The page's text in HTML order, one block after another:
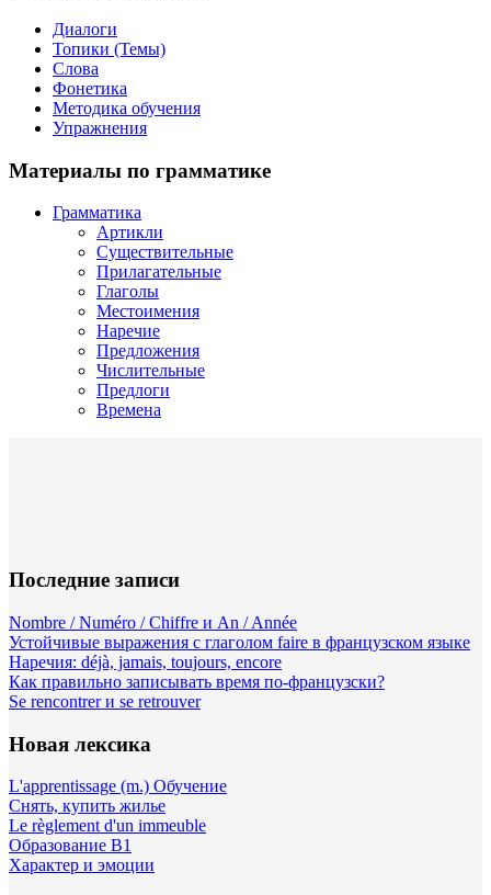
Диалоги
Топики (Темы)
Слова
Фонетика
Методика обучения
Упражнения
Материалы по грамматике
Грамматика
Артикли
Существительные
Прилагательные
Глаголы
Местоимения
Наречие
Предложения
Числительные
Предлоги
Времена
Последние записи
Nombre / Numéro / Chiffre и An / Année
Устойчивые выражения с глаголом faire в французском языке
Наречия: déjà, jamais, toujours, encore
Как правильно записывать время по-французски?
Se rencontrer и se retrouver
Новая лексика
L'apprentissage (m.) Обучение
Снять, купить жилье
Le règlement d'un immeuble
Образование B1
Характер и эмоции